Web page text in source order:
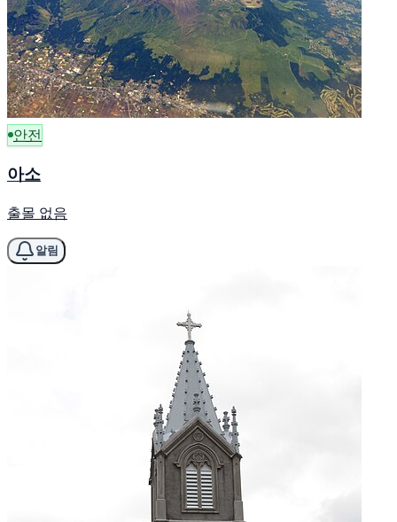
안전
아소
출몰 없음
알림